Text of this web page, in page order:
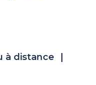
à distance